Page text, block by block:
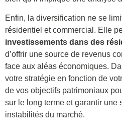
Enfin, la diversification ne se
résidentiel et commercial. Elle
investissements dans des
d’offrir une source de revenus
face aux aléas économiques.
votre stratégie en fonction de
de vos objectifs patrimoniaux
sur le long terme et garantir une
instabilités du marché.